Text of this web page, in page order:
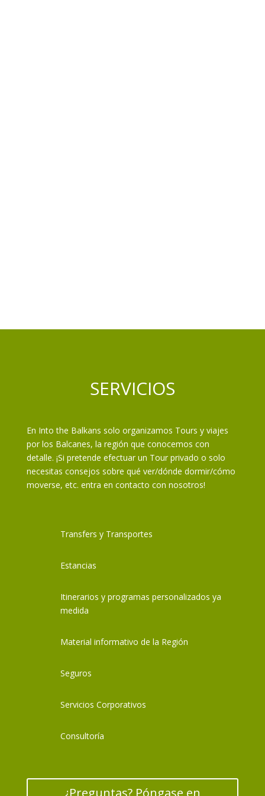
SERVICIOS
En Into the Balkans solo organizamos Tours y viajes
por los Balcanes, la región que conocemos con
detalle. ¡Si pretende efectuar un Tour privado o solo
necesitas consejos sobre qué ver/dónde dormir/cómo
moverse, etc. entra en contacto con nosotros!
Transfers y Transportes
Estancias
Itinerarios y programas personalizados ya
medida
Material informativo de la Región
Seguros
Servicios Corporativos
Consultoría
¿Preguntas? Póngase en